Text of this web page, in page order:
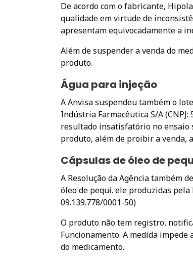
De acordo com o fabricante,
qualidade em virtude de
apresentam equivocadamente a
Além de suspender a venda do
produto.
Água para injeção
A Anvisa suspendeu também o
Indústria Farmacêutica S/A
resultado insatisfatório no ensaio
produto, além de proibir a venda,
Cápsulas de óleo de
A Resolução da Agência também
óleo de pequi. ele produzidas pela
09.139.778/0001-50)
O produto não tem registro,
Funcionamento. A medida
do medicamento.